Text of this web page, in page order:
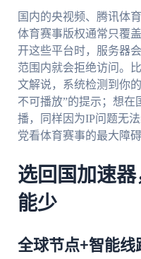
国内的央视频、腾讯体
体育赛事版权通常只覆
开这些平台时，服务器
范围内就会拒绝访问。
文解说，系统检测到你
不可播放”的提示；想在
播，同样因为IP问题无
党看体育赛事的最大障碍
选回国加速
能少
全球节点+智能线